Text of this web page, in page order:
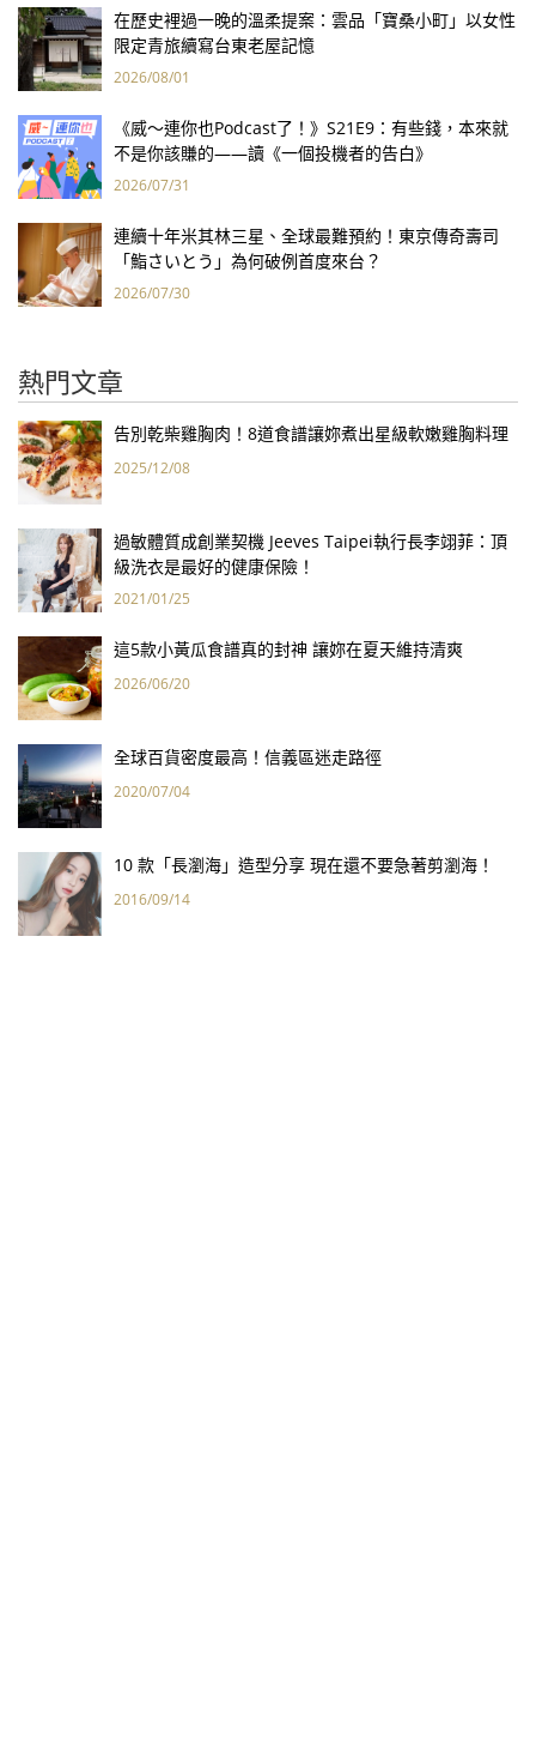
在歷史裡過一晚的溫柔提案：雲品「寶桑小町」以女性
限定青旅續寫台東老屋記憶
2026/08/01
《威～連你也Podcast了！》S21E9：有些錢，本來就
不是你該賺的——讀《一個投機者的告白》
2026/07/31
連續十年米其林三星、全球最難預約！東京傳奇壽司
「鮨さいとう」為何破例首度來台？
2026/07/30
熱門文章
告別乾柴雞胸肉！8道食譜讓妳煮出星級軟嫩雞胸料理
2025/12/08
過敏體質成創業契機 Jeeves Taipei執行長李翊菲：頂
級洗衣是最好的健康保險！
2021/01/25
這5款小黃瓜食譜真的封神 讓妳在夏天維持清爽
2026/06/20
全球百貨密度最高！信義區迷走路徑
2020/07/04
10 款「長瀏海」造型分享 現在還不要急著剪瀏海！
2016/09/14